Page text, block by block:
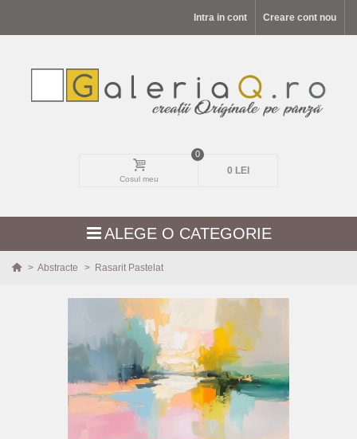
Intra in cont Creare cont nou
Cosul meu
0
0 LEI
ALEGE O CATEGORIE
> Abstracte > Rasarit Pastelat